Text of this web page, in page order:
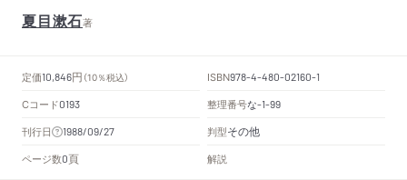
夏目漱石著
定価10,846円 （10％税込） ISBN978-4-480-02160-1
Cコード0193 整理番号な-1-99
刊行日 1988/09/27 判型その他
ページ数0頁 解説